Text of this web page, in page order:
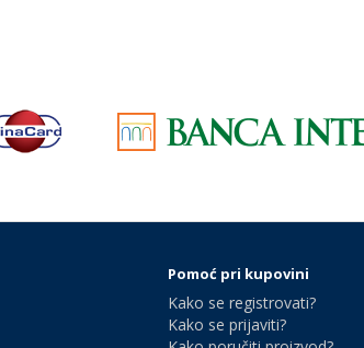
Pomoć pri kupovini
Kako se registrovati?
Kako se prijaviti?